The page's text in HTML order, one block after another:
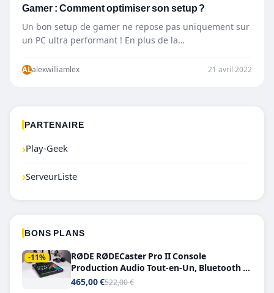
Gamer : Comment optimiser son setup ?
Un bon setup de gamer ne repose pas uniquement sur
un PC ultra performant ! En plus de la…
ALalexwilliamlex 21 avril 2022
PARTENAIRE
›Play-Geek
›ServeurListe
BONS PLANS
-11%
RØDE RØDECaster Pro II Console
Production Audio Tout-en-Un, Bluetooth et
Double USB-C
465,00 €522,00 €